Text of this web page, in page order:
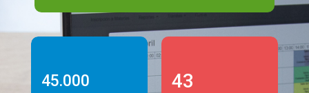
45.000 43